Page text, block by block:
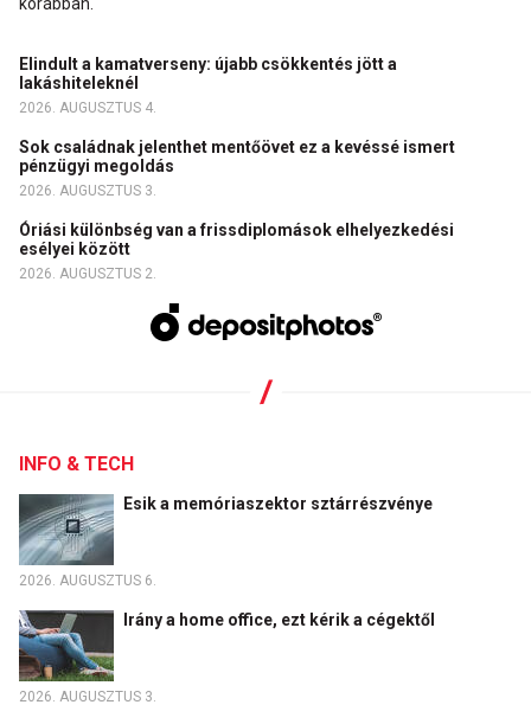
korábban.
Elindult a kamatverseny: újabb csökkentés jött a
lakáshiteleknél
2026. AUGUSZTUS 4.
Sok családnak jelenthet mentőövet ez a kevéssé ismert
pénzügyi megoldás
2026. AUGUSZTUS 3.
Óriási különbség van a frissdiplomások elhelyezkedési
esélyei között
2026. AUGUSZTUS 2.
INFO & TECH
Esik a memóriaszektor sztárrészvénye
2026. AUGUSZTUS 6.
Irány a home office, ezt kérik a cégektől
2026. AUGUSZTUS 3.